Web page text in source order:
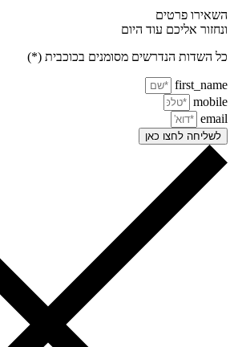
פרטים
אליכם עוד היום
השדות הנדרשים מסומנים בכוכבית (*)
לשליחה לחצו כאן